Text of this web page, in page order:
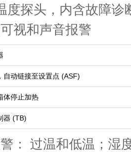
度探头，内含故障诊
视和声音报警
自动链接至设置点 (ASF)
体停止加热
器 (TB)
： 过温和低温；湿